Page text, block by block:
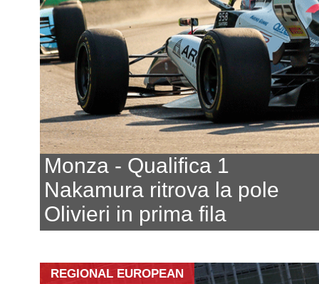
Monza - Qualifica 1
Nakamura ritrova la pole
Olivieri in prima fila
REGIONAL EUROPEAN